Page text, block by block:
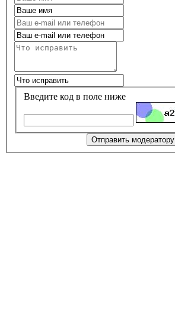
Введите код в поле ниже
Отправить модератору